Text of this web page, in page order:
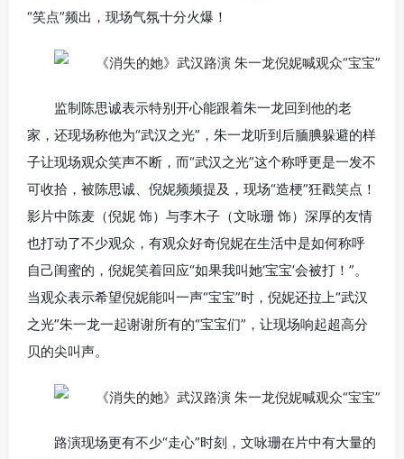
“笑点”频出，现场气氛十分火爆！
监制陈思诚表示特别开心能跟着朱一龙回到他的老
家，还现场称他为“武汉之光”，朱一龙听到后腼腆躲避的样
子让现场观众笑声不断，而“武汉之光”这个称呼更是一发不
可收拾，被陈思诚、倪妮频频提及，现场“造梗”狂戳笑点！
影片中陈麦（倪妮 饰）与李木子（文咏珊 饰）深厚的友情
也打动了不少观众，有观众好奇倪妮在生活中是如何称呼
自己闺蜜的，倪妮笑着回应“如果我叫她‘宝宝’会被打！”。
当观众表示希望倪妮能叫一声“宝宝”时，倪妮还拉上“武汉
之光”朱一龙一起谢谢所有的“宝宝们”，让现场响起超高分
贝的尖叫声。
路演现场更有不少“走心”时刻，文咏珊在片中有大量的